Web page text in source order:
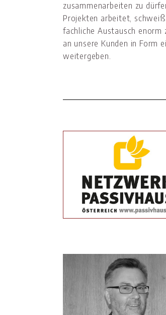
zusammenarbeiten zu
Projekten arbeitet,
fachliche Austausch
an unsere Kunden in Form
weitergeben.